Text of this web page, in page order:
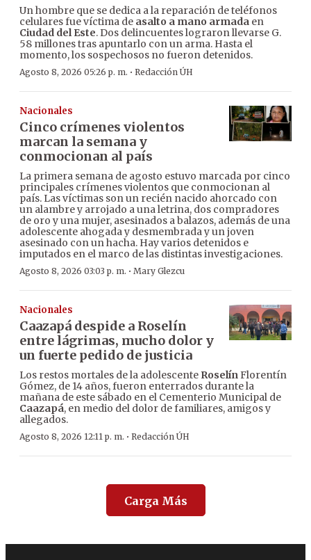
Un hombre que se dedica a la reparación de teléfonos
celulares fue víctima de asalto a mano armada en
Ciudad del Este. Dos delincuentes lograron llevarse G.
58 millones tras apuntarlo con un arma. Hasta el
momento, los sospechosos no fueron detenidos.
Agosto 8, 2026 05:26 p. m. · Redacción ÚH
Nacionales
Cinco crímenes violentos
marcan la semana y
conmocionan al país
La primera semana de agosto estuvo marcada por cinco
principales crímenes violentos que conmocionan al
país. Las víctimas son un recién nacido ahorcado con
un alambre y arrojado a una letrina, dos compradores
de oro y una mujer, asesinados a balazos, además de una
adolescente ahogada y desmembrada y un joven
asesinado con un hacha. Hay varios detenidos e
imputados en el marco de las distintas investigaciones.
Agosto 8, 2026 03:03 p. m. · Mary Glezcu
Nacionales
Caazapá despide a Roselín
entre lágrimas, mucho dolor y
un fuerte pedido de justicia
Los restos mortales de la adolescente RoselínFlorentín
Gómez, de 14 años, fueron enterrados durante la
mañana de este sábado en el Cementerio Municipal de
Caazapá, en medio del dolor de familiares, amigos y
allegados.
Agosto 8, 2026 12:11 p. m. · Redacción ÚH
Carga Más